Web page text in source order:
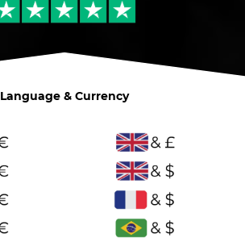
Language & Currency